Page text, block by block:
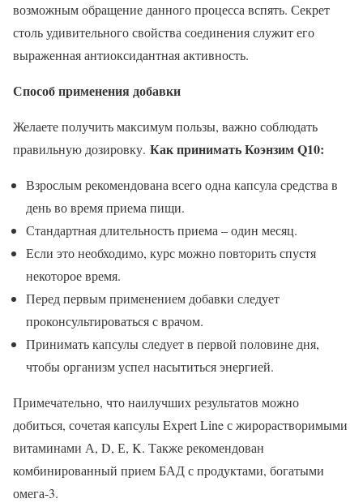
возможным обращение данного процесса вспять. Секрет
столь удивительного свойства соединения служит его
выраженная антиоксидантная активность.
Способ применения добавки
Желаете получить максимум пользы, важно соблюдать
правильную дозировку. Как принимать Коэнзим Q10:
Взрослым рекомендована всего одна капсула средства в
день во время приема пищи.
Стандартная длительность приема – один месяц.
Если это необходимо, курс можно повторить спустя
некоторое время.
Перед первым применением добавки следует
проконсультироваться с врачом.
Принимать капсулы следует в первой половине дня,
чтобы организм успел насытиться энергией.
Примечательно, что наилучших результатов можно
добиться, сочетая капсулы Expert Line с жирорастворимыми
витаминами А, D, Е, K. Также рекомендован
комбинированный прием БАД с продуктами, богатыми
омега-3.